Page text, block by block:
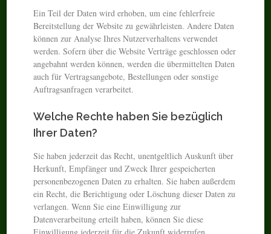
Ein Teil der Daten wird erhoben, um eine fehlerfreie
Bereitstellung der Website zu gewährleisten. Andere Daten
können zur Analyse Ihres Nutzerverhaltens verwendet
werden. Sofern über die Website Verträge geschlossen oder
angebahnt werden können, werden die übermittelten Daten
auch für Vertragsangebote, Bestellungen oder sonstige
Auftragsanfragen verarbeitet.
Welche Rechte haben Sie bezüglich
Ihrer Daten?
Sie haben jederzeit das Recht, unentgeltlich Auskunft über
Herkunft, Empfänger und Zweck Ihrer gespeicherten
personenbezogenen Daten zu erhalten. Sie haben außerdem
ein Recht, die Berichtigung oder Löschung dieser Daten zu
verlangen. Wenn Sie eine Einwilligung zur
Datenverarbeitung erteilt haben, können Sie diese